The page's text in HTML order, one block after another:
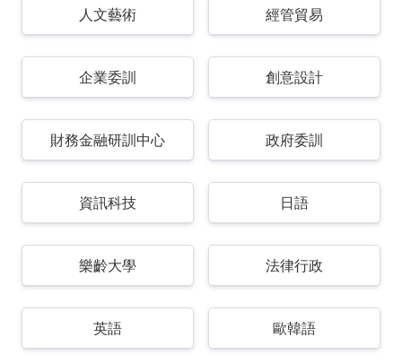
人文藝術 經管貿易
企業委訓 創意設計
財務金融研訓中心 政府委訓
資訊科技 日語
樂齡大學 法律行政
英語 歐韓語